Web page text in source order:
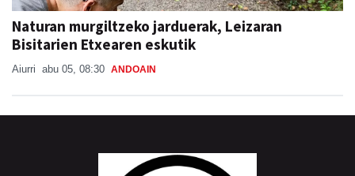
Naturan murgiltzeko jarduerak, Leizaran
Bisitarien Etxearen eskutik
Aiurri abu 05, 08:30 ANDOAIN